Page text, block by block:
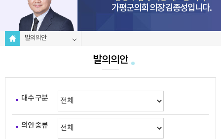
가평군의회 의장 김종성입니다.
발의의안
발의의안
대수 구분
의안 종류